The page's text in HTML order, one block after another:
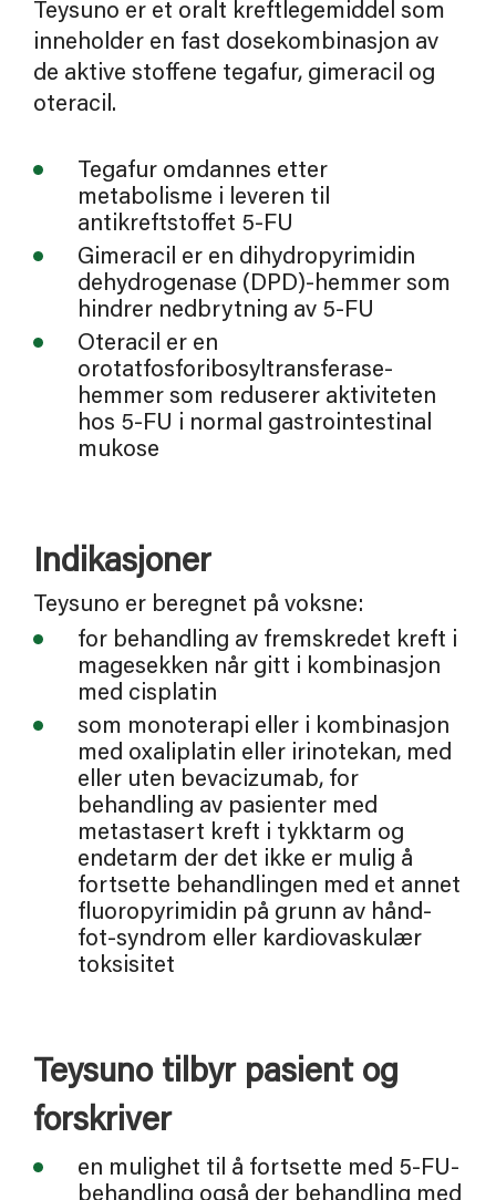
Teysuno er et oralt kreftlegemiddel som
inneholder en fast dosekombinasjon av
de aktive stoffene tegafur, gimeracil og
oteracil.
Tegafur omdannes etter
metabolisme i leveren til
antikreftstoffet 5-FU
Gimeracil er en dihydropyrimidin
dehydrogenase (DPD)-hemmer som
hindrer nedbrytning av 5-FU
Oteracil er en
orotatfosforibosyltransferase-
hemmer som reduserer aktiviteten
hos 5-FU i normal gastrointestinal
mukose
Indikasjoner
Teysuno er beregnet på voksne:
for behandling av fremskredet kreft i
magesekken når gitt i kombinasjon
med cisplatin
som monoterapi eller i kombinasjon
med oxaliplatin eller irinotekan, med
eller uten bevacizumab, for
behandling av pasienter med
metastasert kreft i tykktarm og
endetarm der det ikke er mulig å
fortsette behandlingen med et annet
fluoropyrimidin på grunn av hånd-
fot-syndrom eller kardiovaskulær
toksisitet
Teysuno tilbyr pasient og
forskriver
en mulighet til å fortsette med 5-FU-